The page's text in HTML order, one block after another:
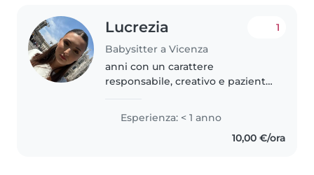
Lucrezia
Babysitter a Vicenza
1
anni con un carattere
responsabile, creativo e paziente.
(fatto alle scuole medie).
Possiedo esperienze lavorative
precedenti, ho avuto infatti
Esperienza: < 1 anno
10,00 €/ora